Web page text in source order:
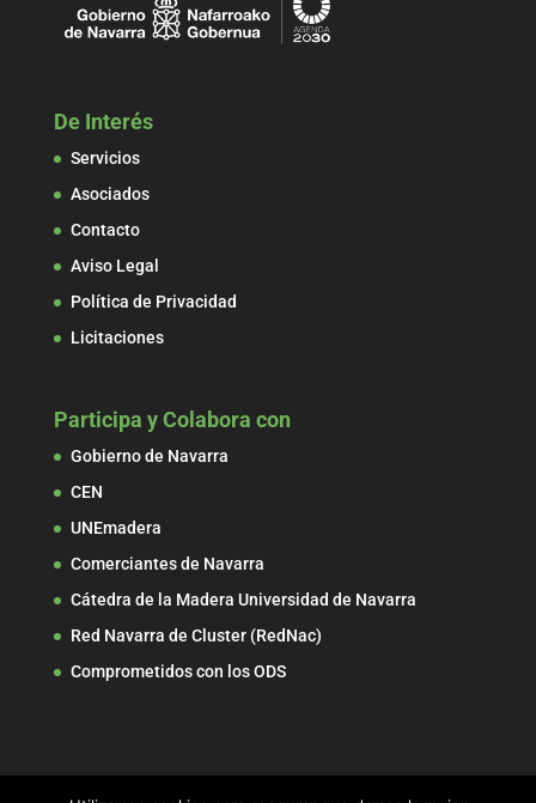
De Interés
Servicios
Asociados
Contacto
Aviso Legal
Política de Privacidad
Licitaciones
Participa y Colabora con
Gobierno de Navarra
CEN
UNEmadera
Comerciantes de Navarra
Cátedra de la Madera Universidad de Navarra
Red Navarra de Cluster (RedNac)
Comprometidos con los ODS